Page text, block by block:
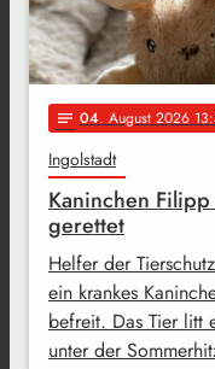
notes 04. August 2026
Ingolstadt
Kaninchen
gerettet
Helfer der
ein krankes
befreit. Das Tier litt
unter der